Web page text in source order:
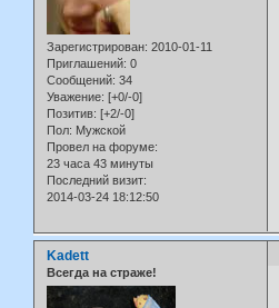
Зарегистрирован: 2010-01-11
Приглашений: 0
Сообщений: 34
Уважение: [+0/-0]
Позитив: [+2/-0]
Пол: Мужской
Провел на форуме:
23 часа 43 минуты
Последний визит:
2014-03-24 18:12:50
Kadett
Всегда на страже!